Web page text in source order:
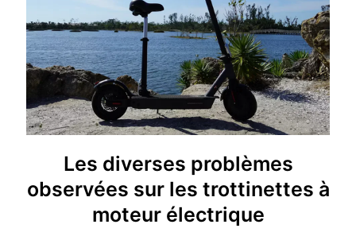
Les diverses problèmes
observées sur les trottinettes à
moteur électrique